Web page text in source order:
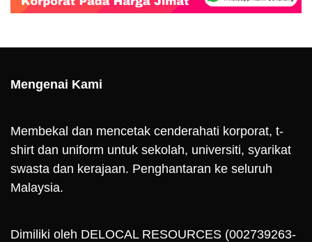
Mengenai Kami
Membekal dan mencetak cenderahati korporat, t-
shirt dan uniform untuk sekolah, universiti, syarikat
swasta dan kerajaan. Penghantaran ke seluruh
Malaysia.
Dimiliki oleh DELOCAL RESOURCES (002739263-